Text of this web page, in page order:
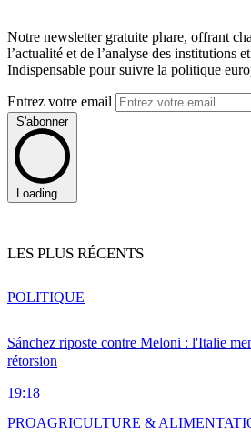
Notre newsletter gratuite phare, offrant
l’actualité et de l’analyse des institutions
Indispensable pour suivre la politique
Entrez votre email
S'abonner
Loading...
LES PLUS RÉCENTS
Sánchez riposte contre Meloni : l'Italie
rétorsion
19:18
POLITIQUE
PROAGRICULTURE &